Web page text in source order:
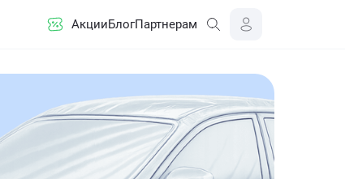
АкцииБлогПартнерам